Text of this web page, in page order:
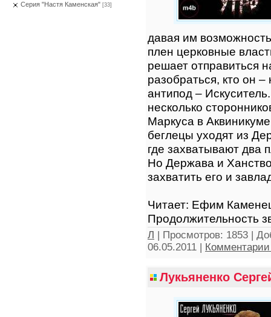
Серия "Настя Каменская" [33]
давая им
плен церковные
решает отправиться
разобраться, кто он
антипод –
несколько
Маркуса в
беглецы уходят из
где захватывают два
Но Держава и
захватить его и
Читает: Ефим
Продолжительность
Л | Просмотров: 1853 |
06.05.2011 |
Лукьяненко